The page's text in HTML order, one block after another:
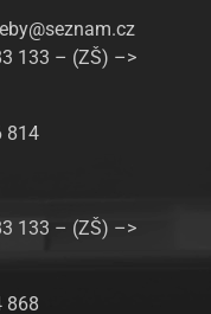
133 – (ZŠ) –>
814
133 – (ZŠ) –>
868